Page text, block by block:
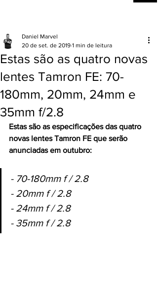
Estas são as quatro novas
lentes Tamron FE: 70-
180mm, 20mm, 24mm e
35mm f/2.8
Daniel Marvel
20 de set. de 2019 1 min de leitura
Estas são as especificações das quatro
novas lentes Tamron FE que serão
anunciadas em outubro:
- 70-180mm f / 2.8
- 20mm f / 2.8
- 24mm f / 2.8
- 35mm f / 2.8